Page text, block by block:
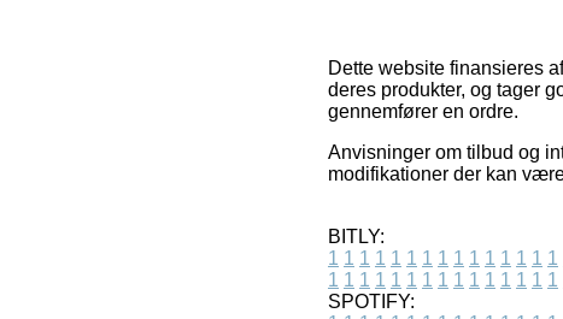
Dette website finansieres
deres produkter, og tager
gennemfører en ordre.
Anvisninger om tilbud og
modifikationer der kan
BITLY:
1 1 1 1 1 1 1 1 1 1 1 1 1 1 1
1 1 1 1 1 1 1 1 1 1 1 1 1 1 1
SPOTIFY: